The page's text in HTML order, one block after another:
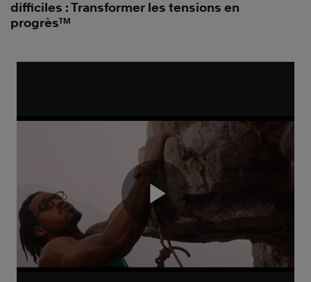
difficiles : Transformer les tensions en
progrès™